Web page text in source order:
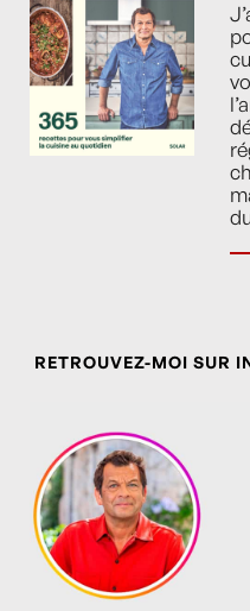
RETROUVEZ-MOI SUR